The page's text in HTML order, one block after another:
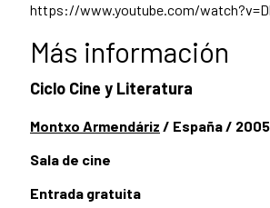
https://www.youtube.com/
Más información
Ciclo Cine y Literatura
Montxo Armendáriz / España /
Sala de cine
Entrada gratuita